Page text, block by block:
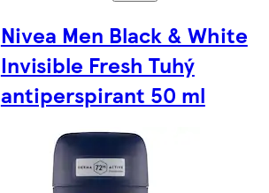
Nivea Men Black & White
Invisible Fresh Tuhý
antiperspirant 50 ml